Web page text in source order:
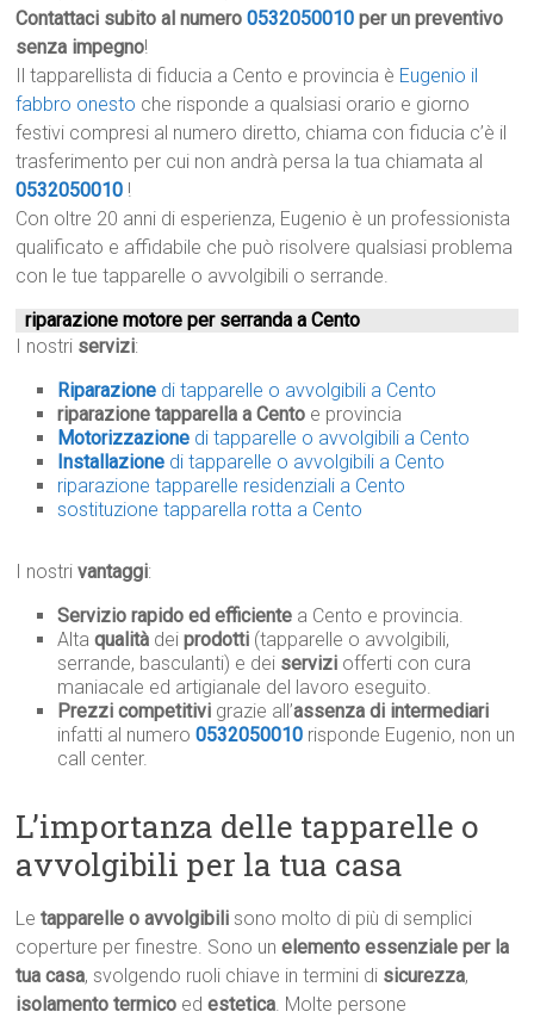
Contattaci subito al numero0532050010 per un preventivo
senza impegno!
Il tapparellista di fiducia a Cento e provincia è Eugenio il
fabbro onesto che risponde a qualsiasi orario e giorno
festivi compresi al numero diretto, chiama con fiducia c’è il
trasferimento per cui non andrà persa la tua chiamata al
0532050010 !
Con oltre 20 anni di esperienza, Eugenio è un professionista
qualificato e affidabile che può risolvere qualsiasi problema
con le tue tapparelle o avvolgibili o serrande.
riparazione motore per serranda a Cento
I nostri servizi:
Riparazione di tapparelle o avvolgibili a Cento
riparazione tapparella a Cento e provincia
Motorizzazione di tapparelle o avvolgibili a Cento
Installazione di tapparelle o avvolgibili a Cento
riparazione tapparelle residenziali a Cento
sostituzione tapparella rotta a Cento
I nostrivantaggi:
Servizio rapido ed efficiente a Cento e provincia.
Altaqualità deiprodotti (tapparelle o avvolgibili,
serrande, basculanti) e dei servizi offerti con cura
maniacale ed artigianale del lavoro eseguito.
Prezzi competitivi grazie all’assenza di intermediari
infatti al numero0532050010 risponde Eugenio, non un
call center.
L’importanza delle tapparelle o
avvolgibili per la tua casa
Letapparelle o avvolgibili sono molto di più di semplici
coperture per finestre. Sono unelemento essenziale per la
tua casa, svolgendo ruoli chiave in termini di sicurezza,
isolamento termico edestetica. Molte persone